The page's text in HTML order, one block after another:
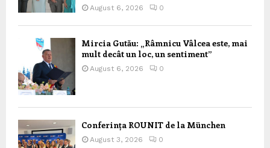
August 6, 2026 0
Mircia Gutău: „Râmnicu Vâlcea este, mai
mult decât un loc, un sentiment”
August 6, 2026 0
Conferința ROUNIT de la München
August 3, 2026 0